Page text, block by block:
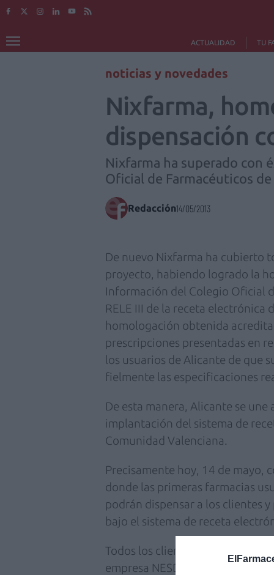
ACTUALIDAD TU
noticias y novedades
Nixfarma,
dispensación
Nixfarma ha superado con
Oficial de Farmacéuticos
Redacción14/05/2013
De nuevo Nixfarma ha cubierto
proyecto, habiendo logrado la
Información del Colegio Oficial
RELE III de la receta electrónica
homologación obtenida
prescripciones presentadas en
los usuarios de Alicante de que
fielmente las especificaciones
De esta manera, Alicante se une
implantación del sistema de
Comunidad Valenciana.
Precisamente hoy, 14 de mayo,
donde las primeras farmacias
podrán dispensar a los clientes
bajo el sistema de receta
Todos los clientes de la
empresa NESDI, distribuidor